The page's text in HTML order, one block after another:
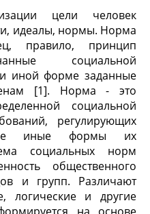
цели человек
идеалы, нормы. Норма
правило, принцип
социальной
иной форме заданные
[1]. Норма - это
социальной
регулирующих
иные формы их
социальных норм
общественного
и групп. Различают
логические и другие